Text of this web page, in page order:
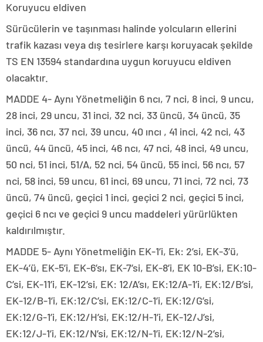
Koruyucu eldiven
Sürücülerin ve taşınması halinde yolcuların ellerini
trafik kazası veya dış tesirlere karşı koruyacak şekilde
TS EN 13594 standardına uygun koruyucu eldiven
olacaktır.
MADDE 4- Aynı Yönetmeliğin 6 ncı, 7 nci, 8 inci, 9 uncu,
28 inci, 29 uncu, 31 inci, 32 nci, 33 üncü, 34 üncü, 35
inci, 36 ncı, 37 nci, 39 uncu, 40 ıncı , 41 inci, 42 nci, 43
üncü, 44 üncü, 45 inci, 46 ncı, 47 nci, 48 inci, 49 uncu,
50 nci, 51 inci, 51/A, 52 nci, 54 üncü, 55 inci, 56 ncı, 57
nci, 58 inci, 59 uncu, 61 inci, 69 uncu, 71 inci, 72 nci, 73
üncü, 74 üncü, geçici 1 inci, geçici 2 nci, geçici 5 inci,
geçici 6 ncı ve geçici 9 uncu maddeleri yürürlükten
kaldırılmıştır.
MADDE 5- Aynı Yönetmeliğin EK-1’i, Ek: 2’si, EK-3’ü,
EK-4’ü, EK-5’i, EK-6’sı, EK-7’si, EK-8’i, EK 10-B’si, EK:10-
C’si, EK-11’i, EK-12’si, EK: 12/A’sı, EK:12/A-1’i, EK:12/B’si,
EK-12/B-1’i, EK:12/C’si, EK:12/C-1’i, EK:12/G’si,
EK:12/G-1’i, EK:12/H’si, EK:12/H-1’i, EK-12/J’si,
EK:12/J-1’i, EK:12/N’si, EK:12/N-1’i, EK:12/N-2’si,